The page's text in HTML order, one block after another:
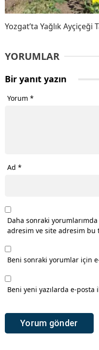
Yozgat’ta Yağlık Ayçiçeği
YORUMLAR
Bir yanıt yazın
Yorum *
Ad *
Daha sonraki
adresim ve site adresim bu
Beni sonraki yorumlar için
Beni yeni yazılarda e-